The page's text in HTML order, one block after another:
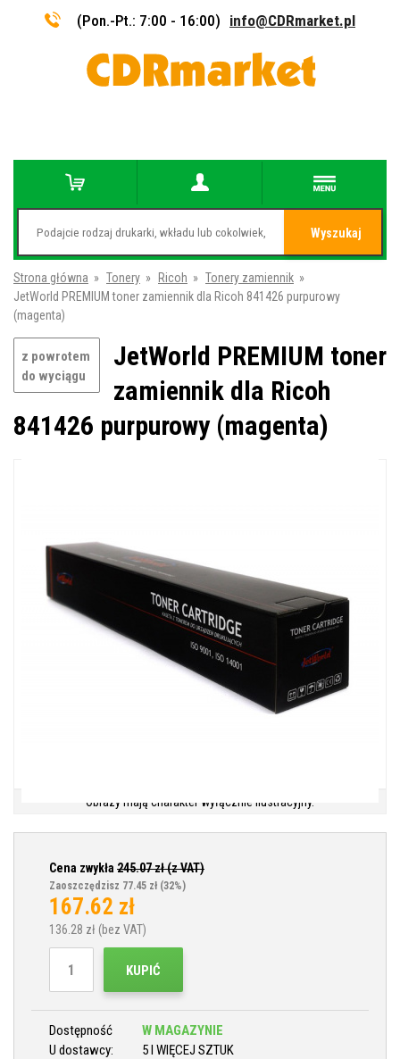
(Pon.-Pt.: 7:00 - 16:00) info@CDRmarket.pl
Wyszukaj
Strona główna » Tonery » Ricoh » Tonery zamiennik »
JetWorld PREMIUM toner zamiennik dla Ricoh 841426 purpurowy
(magenta)
z powrotem
do wyciągu
JetWorld PREMIUM toner
zamiennik dla Ricoh
841426 purpurowy (magenta)
Obrazy mają charakter wyłącznie ilustracyjny.
Cena zwykła 245.07zł (z VAT)
Zaoszczędzisz 77.45 zł (32%)
167.62 zł
136.28 zł (bez VAT)
KUPIĆ
Dostępność
W MAGAZYNIE
U dostawcy:
5 I WIĘCEJ SZTUK